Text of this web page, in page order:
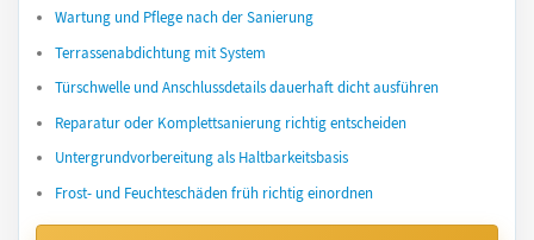
Wartung und Pflege nach der Sanierung
Terrassenabdichtung mit System
Türschwelle und Anschlussdetails dauerhaft dicht ausführen
Reparatur oder Komplettsanierung richtig entscheiden
Untergrundvorbereitung als Haltbarkeitsbasis
Frost- und Feuchteschäden früh richtig einordnen